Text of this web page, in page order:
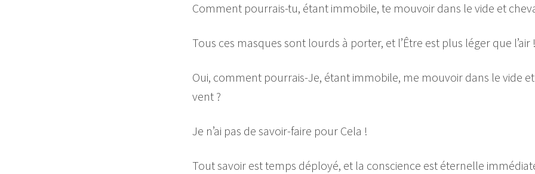
Comment pourrais-tu, étant immobile, te mouvoir dans le vide et
Tous ces masques sont lourds à porter, et l’Être est plus léger que l’air
Oui, comment pourrais-Je, étant immobile, me mouvoir dans le vide
vent ?
Je n’ai pas de savoir-faire pour Cela !
Tout savoir est temps déployé, et la conscience est éternelle